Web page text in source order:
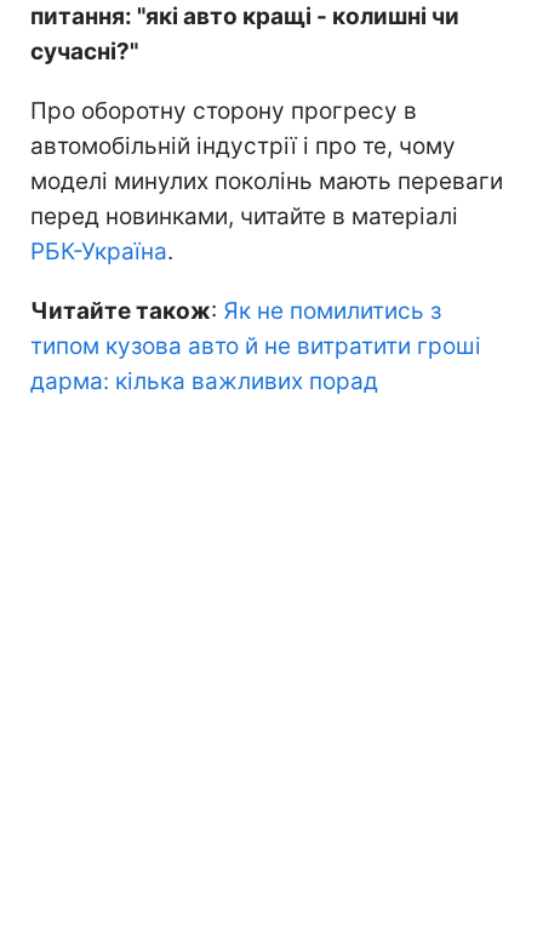
питання: "які авто кращі - колишні чи
сучасні?"
Про оборотну сторону прогресу в
автомобільній індустрії і про те, чому
моделі минулих поколінь мають переваги
перед новинками, читайте в матеріалі
РБК-Україна.
Читайте також: Як не помилитись з
типом кузова авто й не витратити гроші
дарма: кілька важливих порад